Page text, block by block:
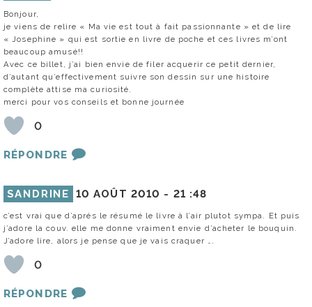
Bonjour,
je viens de relire « Ma vie est tout à fait passionnante » et de lire
« Josephine » qui est sortie en livre de poche et ces livres m’ont
beaucoup amusé!!
Avec ce billet, j’ai bien envie de filer acquerir ce petit dernier,
d’autant qu’effectivement suivre son dessin sur une histoire
complète attise ma curiosité.
merci pour vos conseils et bonne journée
0
RÉPONDRE
SANDRINE 10 AOÛT 2010 - 21 :48
c’est vrai que d’aprés le résumé le livre à l’air plutot sympa. Et puis
j’adore la couv. elle me donne vraiment envie d’acheter le bouquin.
J’adore lire, alors je pense que je vais craquer ….
0
RÉPONDRE